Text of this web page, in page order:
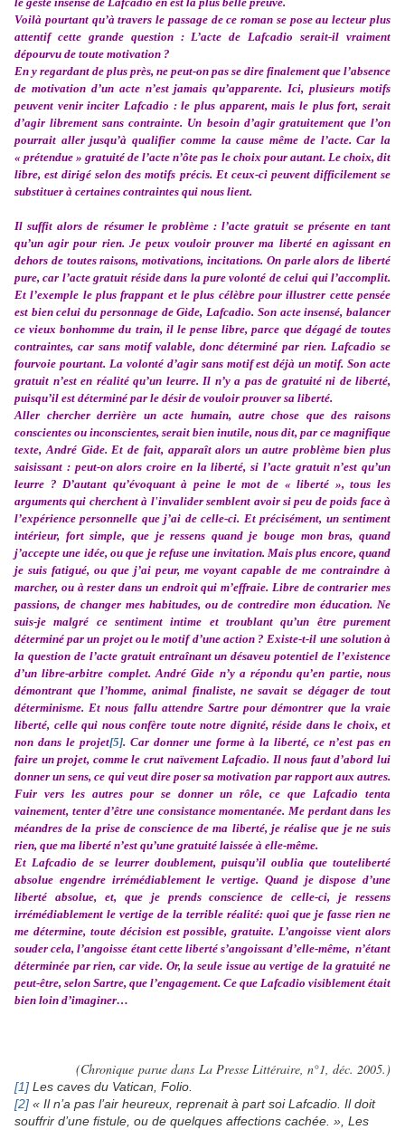
Voilà pourtant qu’à travers le passage de ce roman se pose au lecteur plus
attentif cette grande question : L’acte de Lafcadio serait-il vraiment
dépourvu de toute motivation ?
En y regardant de plus près, ne peut-on pas se dire finalement que l’absence
de motivation d’un acte n’est jamais qu’apparente. Ici, plusieurs motifs
peuvent venir inciter Lafcadio : le plus apparent, mais le plus fort, serait
d’agir librement sans contrainte. Un besoin d’agir gratuitement que l’on
pourrait aller jusqu’à qualifier comme la cause même de l’acte. Car la
« prétendue » gratuité de l’acte n’ôte pas le choix pour autant. Le choix, dit
libre, est dirigé selon des motifs précis. Et ceux-ci peuvent difficilement se
substituer à certaines contraintes qui nous lient.
Il suffit alors de résumer le problème : l’acte gratuit se présente en tant
qu’un agir pour rien. Je peux vouloir prouver ma liberté en agissant en
dehors de toutes raisons, motivations, incitations. On parle alors de liberté
pure, car l’acte gratuit réside dans la pure volonté de celui qui l’accomplit.
Et l’exemple le plus frappant et le plus célèbre pour illustrer cette pensée
est bien celui du personnage de Gide, Lafcadio. Son acte insensé, balancer
ce vieux bonhomme du train, il le pense libre, parce que dégagé de toutes
contraintes, car sans motif valable, donc déterminé par rien. Lafcadio se
fourvoie pourtant. La volonté d’agir sans motif est déjà un motif. Son acte
gratuit n’est en réalité qu’un leurre. Il n’y a pas de gratuité ni de liberté,
puisqu’il est déterminé par le désir de vouloir prouver sa liberté.
Aller chercher derrière un acte humain, autre chose que des raisons
conscientes ou inconscientes, serait bien inutile, nous dit, par ce magnifique
texte, André Gide. Et de fait, apparaît alors un autre problème bien plus
saisissant : peut-on alors croire en la liberté, si l’acte gratuit n’est qu’un
leurre ? D’autant qu’évoquant à peine le mot de « liberté », tous les
arguments qui cherchent à l'invalider semblent avoir si peu de poids face à
l’expérience personnelle que j’ai de celle-ci. Et précisément, un sentiment
intérieur, fort simple, que je ressens quand je bouge mon bras, quand
j’accepte une idée, ou que je refuse une invitation. Mais plus encore, quand
je suis fatigué, ou que j’ai peur, me voyant capable de me contraindre à
marcher, ou à rester dans un endroit qui m’effraie. Libre de contrarier mes
passions, de changer mes habitudes, ou de contredire mon éducation. Ne
suis-je malgré ce sentiment intime et troublant qu’un être purement
déterminé par un projet ou le motif d’une action ? Existe-t-il une solution à
la question de l’acte gratuit entraînant un désaveu potentiel de l’existence
d’un libre-arbitre complet. André Gide n’y a répondu qu’en partie, nous
démontrant que l’homme, animal finaliste, ne savait se dégager de tout
déterminisme. Et nous fallu attendre Sartre pour démontrer que la vraie
liberté, celle qui nous confère toute notre dignité, réside dans le choix, et
non dans le projet[5]. Car donner une forme à la liberté, ce n’est pas en
faire un projet, comme le crut naïvement Lafcadio. Il nous faut d’abord lui
donner un sens, ce qui veut dire poser sa motivation par rapport aux autres.
Fuir vers les autres pour se donner un rôle, ce que Lafcadio tenta
vainement, tenter d’être une consistance momentanée. Me perdant dans les
méandres de la prise de conscience de ma liberté, je réalise que je ne suis
rien, que ma liberté n’est qu’une gratuité laissée à elle-même.
Et Lafcadio de se leurrer doublement, puisqu’il oublia que touteliberté
absolue engendre irrémédiablement le vertige. Quand je dispose d’une
liberté absolue, et, que je prends conscience de celle-ci, je ressens
irrémédiablement le vertige de la terrible réalité: quoi que je fasse rien ne
me détermine, toute décision est possible, gratuite. L’angoisse vient alors
souder cela, l’angoisse étant cette liberté s’angoissant d’elle-même, n’étant
déterminée par rien, car vide. Or, la seule issue au vertige de la gratuité ne
peut-être, selon Sartre, que l’engagement. Ce que Lafcadio visiblement était
bien loin d’imaginer…
(Chronique parue dans La Presse Littéraire, n°1, déc. 2005.)
[1] Les caves du Vatican, Folio.
[2] « Il n’a pas l’air heureux, reprenait à part soi Lafcadio. Il doit
souffrir d’une fistule, ou de quelques affections cachée. », Les